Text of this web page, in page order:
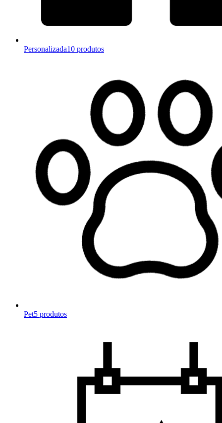
Personalizada10 produtos
Pet5 produtos